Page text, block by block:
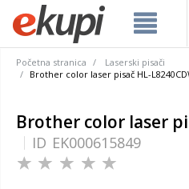
Početna stranica
Laserski pisači
Brother color laser pisač HL-
Brother color laser
ID EK000615849